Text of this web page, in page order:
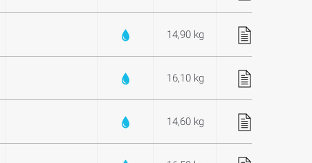
14,90 kg
16,10 kg
14,60 kg